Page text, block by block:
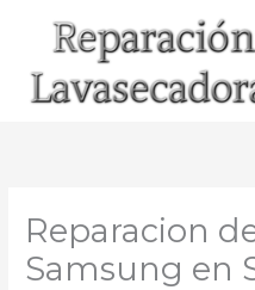
Reparacion
Samsung en